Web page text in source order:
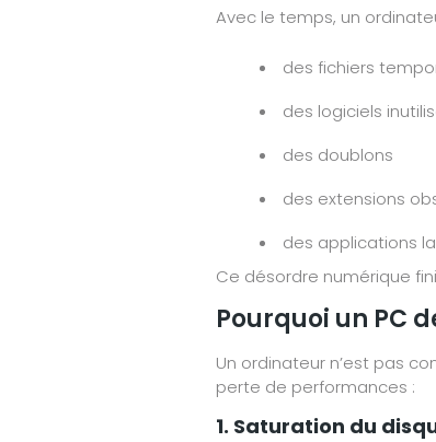
Avec le temps, un
des fichiers
des logiciels
des doublons
des extensions
des applications
Ce désordre numérique
Pourquoi un PC
Un ordinateur n’est pas
perte de performances :
1. Saturation du